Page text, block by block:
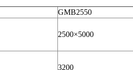
GMB2550
2500×5000
3200